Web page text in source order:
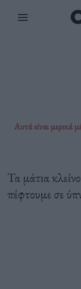
Αυτά είναι μερικά
Τα μάτια
πέφτουμε σε